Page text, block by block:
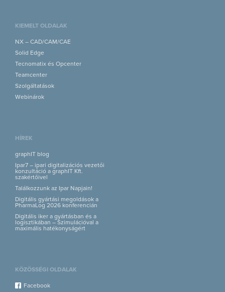
KIEMELT OLDALAK
NX – CAD/CAM/CAE
Solid Edge
Tecnomatix és Opcenter
Teamcenter
Szolgáltatások
Webinárok
HÍREK
graphIT blog
Ipar7 – ipari digitalizációs vezetői
konzultáció a graphIT Kft.
szakértőivel
Találkozzunk az Ipar Napjain!
Digitális gyártási megoldások a
PharmaLog 2026 konferencián
Digitális iker a gyártásban és a
logisztikában – Szimulációval a
maximális hatékonyságért
KÖZÖSSÉGI OLDALAK
Facebook